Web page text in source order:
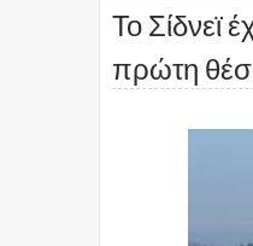
Το Σίδνεϊ
πρώτη